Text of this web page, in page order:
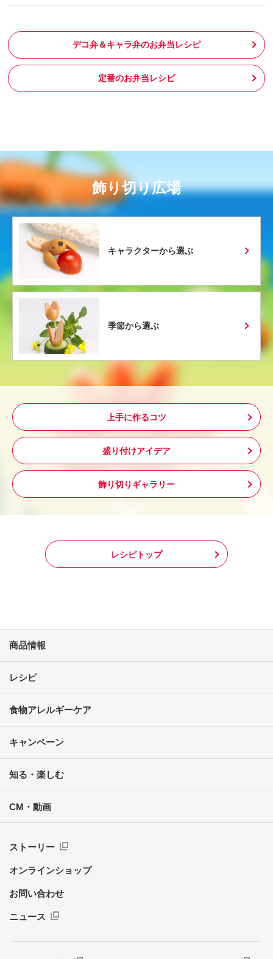
デコ弁＆キャラ弁のお弁当レシピ
定番のお弁当レシピ
飾り切り広場
キャラクターから選ぶ
季節から選ぶ
上手に作るコツ
盛り付けアイデア
飾り切りギャラリー
レシピトップ
商品情報
レシピ
食物アレルギーケア
キャンペーン
知る・楽しむ
CM・動画
ストーリー
オンラインショップ
お問い合わせ
ニュース